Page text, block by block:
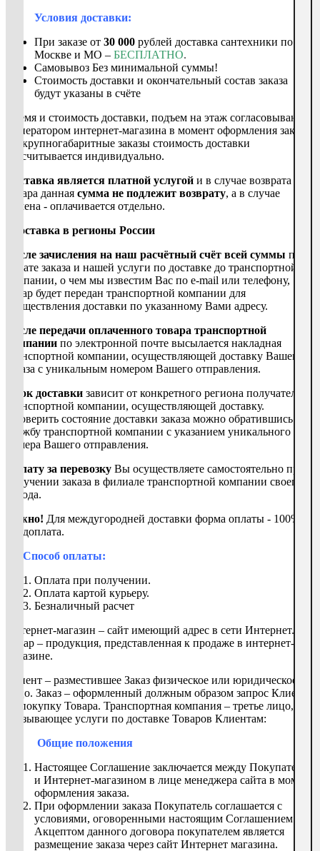
Условия доставки:
При заказе от 30 000 рублей доставка сантехники по
Москве и МО – БЕСПЛАТНО.
Самовывоз Без минимальной суммы!
Стоимость доставки и окончательный состав заказа
будут указаны в счёте
Время и стоимость доставки, подъем на этаж согласовываются
с оператором интернет-магазина в момент оформления заказа.
На крупногабаритные заказы стоимость доставки
рассчитывается индивидуально.
Доставка является платной услугой и в случае возврата
товара данная сумма не подлежит возврату, а в случае
обмена - оплачивается отдельно.
Доставка в регионы России
После зачисления на наш расчётный счёт всей суммы по
оплате заказа и нашей услуги по доставке до транспортной
компании, о чем мы известим Вас по e-mail или телефону,
товар будет передан транспортной компании для
осуществления доставки по указанному Вами адресу.
После передачи оплаченного товара транспортной
компании по электронной почте высылается накладная
транспортной компании, осуществляющей доставку Вашего
заказа с уникальным номером Вашего отправления.
Срок доставки зависит от конкретного региона получателя и
транспортной компании, осуществляющей доставку.
Проверить состояние доставки заказа можно обратившись в
службу транспортной компании с указанием уникального
номера Вашего отправления.
Оплату за перевозку Вы осуществляете самостоятельно при
получении заказа в филиале транспортной компании своего
города.
Важно! Для междугородней доставки форма оплаты - 100%
предоплата.
Способ оплаты:
Оплата при получении.
Оплата картой курьеру.
Безналичный расчет
Интернет-магазин – сайт имеющий адрес в сети Интернет.
Товар – продукция, представленная к продаже в интернет-
магазине.
Клиент – разместившее Заказ физическое или юридическое
лицо. Заказ – оформленный должным образом запрос Клиента
на покупку Товара. Транспортная компания – третье лицо,
оказывающее услуги по доставке Товаров Клиентам:
Общие положения
Настоящее Соглашение заключается между Покупателем
и Интернет-магазином в лице менеджера сайта в момент
оформления заказа.
При оформлении заказа Покупатель соглашается с
условиями, оговоренными настоящим Соглашением.
Акцептом данного договора покупателем является
размещение заказа через сайт Интернет магазина.